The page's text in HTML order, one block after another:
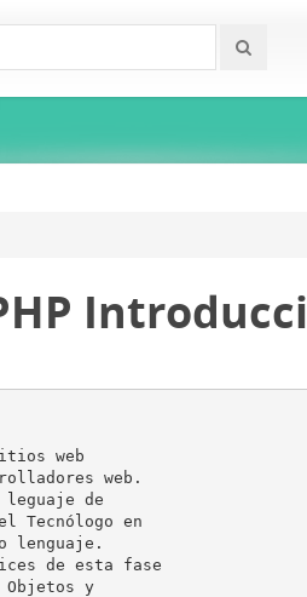
web
web.
leguaje de
Tecnólogo en
lenguaje.
de esta fase
Objetos y